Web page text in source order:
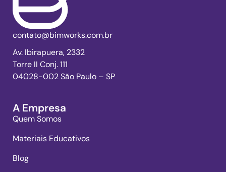
contato@bimworks.com.br
Av. Ibirapuera, 2332
Torre II Conj. 111
04028-002 São Paulo – SP
A Empresa
Quem Somos
Materiais Educativos
Blog